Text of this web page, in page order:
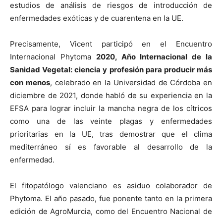
estudios de análisis de riesgos de introducción de
enfermedades exóticas y de cuarentena en la UE.
Precisamente, Vicent participó en el Encuentro
Internacional Phytoma 2020, Año Internacional de la
Sanidad Vegetal: ciencia y profesión para producir más
con menos, celebrado en la Universidad de Córdoba en
diciembre de 2021, donde habló de su experiencia en la
EFSA para lograr incluir la mancha negra de los cítricos
como una de las veinte plagas y enfermedades
prioritarias en la UE, tras demostrar que el clima
mediterráneo sí es favorable al desarrollo de la
enfermedad.
El fitopatólogo valenciano es asiduo colaborador de
Phytoma. El año pasado, fue ponente tanto en la primera
edición de AgroMurcia, como del Encuentro Nacional de